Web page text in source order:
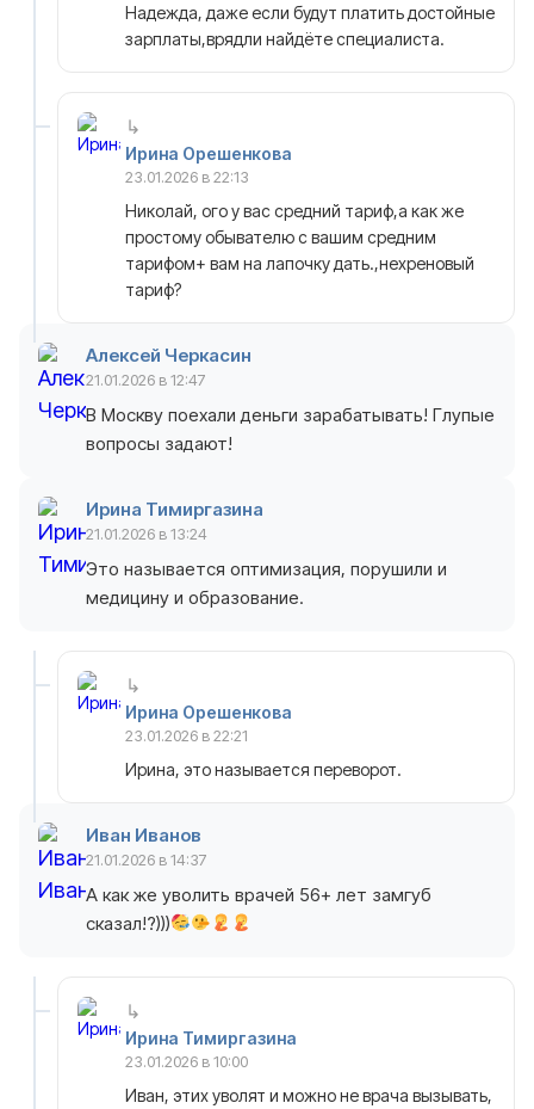
Надежда, даже если будут платить достойные
зарплаты,врядли найдёте специалиста.
Ирина Орешенкова
23.01.2026 в 22:13
Николай, ого у вас средний тариф,а как же
простому обывателю с вашим средним
тарифом+ вам на лапочку дать.,нехреновый
тариф?
Алексей Черкасин
21.01.2026 в 12:47
В Москву поехали деньги зарабатывать! Глупые
вопросы задают!
Ирина Тимиргазина
21.01.2026 в 13:24
Это называется оптимизация, порушили и
медицину и образование.
Ирина Орешенкова
23.01.2026 в 22:21
Ирина, это называется переворот.
Иван Иванов
21.01.2026 в 14:37
А как же уволить врачей 56+ лет замгуб
сказал!?)))
Ирина Тимиргазина
23.01.2026 в 10:00
Иван, этих уволят и можно не врача вызывать,